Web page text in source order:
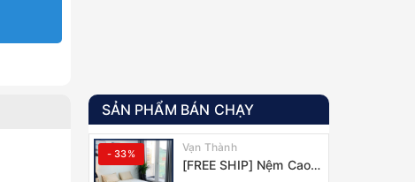
SẢN PHẨM BÁN CHẠY
- 33% Vạn Thành
[FREE SHIP] Nệm Cao